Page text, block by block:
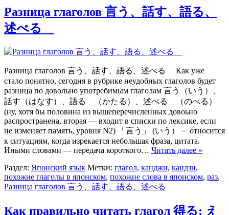
Разница глаголов 言う、話す、語る、
述べる
Разница глаголов 言う、話す、語る、述べる Как уже
стало понятно, сегодня в рубрике неудобных глаголов будет
разница по довольно употребимым глаголам 言う（いう）、
話す（はなす）、語る （かたる）、述べる （のべる）
(ну, хотя бы половина из вышеперечисленных довоьно
распространена, вторая — входит в списки по лексике, если
не изменяет память, уровня N2) 「言う」 (いう）－ относится
к ситуациям, когда изрекается небольшая фраза, цитата.
Иными словами — передача короткого… Читать далее »
Раздел: Японский язык Метки: глагол, канджи, кандзи,
похожие глаголы в японском, похожие слова в японском, раз,
Разница глаголов 言う、話す、語る、述べる
Как правильно читать глагол 得る: え